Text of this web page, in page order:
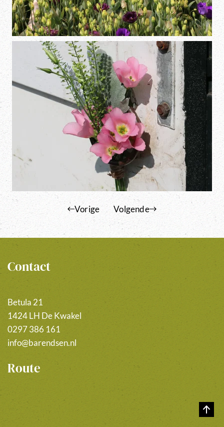
Vorige Volgende
Contact
Betula 21
1424 LH De Kwakel
0297 386 161
info@barendsen.nl
Route